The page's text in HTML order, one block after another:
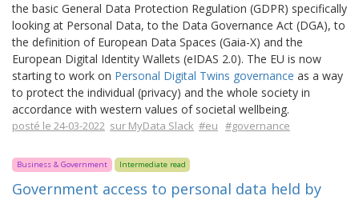
the basic General Data Protection Regulation (GDPR) specifically
looking at Personal Data, to the Data Governance Act (DGA), to
the definition of European Data Spaces (Gaia-X) and the
European Digital Identity Wallets (eIDAS 2.0). The EU is now
starting to work on Personal Digital Twins governance as a way
to protect the individual (privacy) and the whole society in
accordance with western values of societal wellbeing.
posté le 24-03-2022 sur MyData Slack #eu #governance
Business & Government Intermediate read
Government access to personal data held by